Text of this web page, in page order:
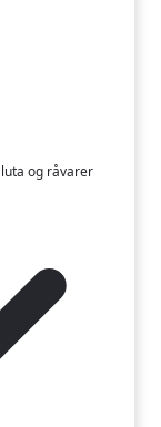
og råvarer